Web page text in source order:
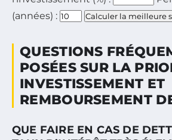
(années) :
Calculer la meilleure
QUESTIONS
POSÉES SUR LA
INVESTISSEMENT ET
REMBOURSEMENT
QUE FAIRE EN CAS DE